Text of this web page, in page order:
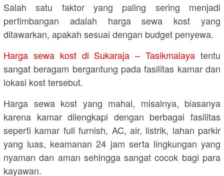
Salah satu faktor yang paling sering menjadi
pertimbangan adalah harga sewa kost yang
ditawarkan, apakah sesuai dengan budget penyewa.
Harga sewa kost di Sukaraja – Tasikmalaya tentu
sangat beragam bergantung pada fasilitas kamar dan
lokasi kost tersebut.
Harga sewa kost yang mahal, misalnya, biasanya
karena kamar dilengkapi dengan berbagai fasilitas
seperti kamar full furnish, AC, air, listrik, lahan parkir
yang luas, keamanan 24 jam serta lingkungan yang
nyaman dan aman sehingga sangat cocok bagi para
kayawan.